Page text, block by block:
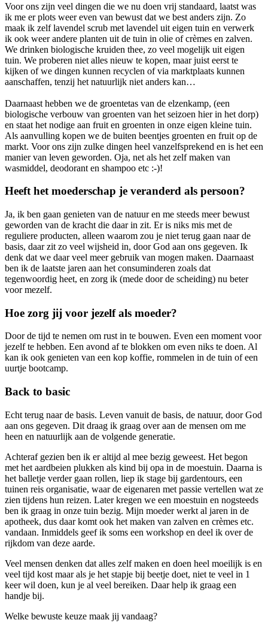
Voor ons zijn veel dingen die we nu doen vrij standaard, laatst was
ik me er plots weer even van bewust dat we best anders zijn. Zo
maak ik zelf lavendel scrub met lavendel uit eigen tuin en verwerk
ik ook weer andere planten uit de tuin in olie of crèmes en zalven.
We drinken biologische kruiden thee, zo veel mogelijk uit eigen
tuin. We proberen niet alles nieuw te kopen, maar juist eerst te
kijken of we dingen kunnen recyclen of via marktplaats kunnen
aanschaffen, tenzij het natuurlijk niet anders kan…
Daarnaast hebben we de groentetas van de elzenkamp, (een
biologische verbouw van groenten van het seizoen hier in het dorp)
en staat het nodige aan fruit en groenten in onze eigen kleine tuin.
Als aanvulling kopen we de buiten beentjes groenten en fruit op de
markt. Voor ons zijn zulke dingen heel vanzelfsprekend en is het een
manier van leven geworden. Oja, net als het zelf maken van
wasmiddel, deodorant en shampoo etc :-)!
Heeft het moederschap je veranderd als persoon?
Ja, ik ben gaan genieten van de natuur en me steeds meer bewust
geworden van de kracht die daar in zit. Er is niks mis met de
reguliere producten, alleen waarom zou je niet terug gaan naar de
basis, daar zit zo veel wijsheid in, door God aan ons gegeven. Ik
denk dat we daar veel meer gebruik van mogen maken. Daarnaast
ben ik de laatste jaren aan het consuminderen zoals dat
tegenwoordig heet, en zorg ik (mede door de scheiding) nu beter
voor mezelf.
Hoe zorg jij voor jezelf als moeder?
Door de tijd te nemen om rust in te bouwen. Even een moment voor
jezelf te hebben. Een avond af te blokken om even niks te doen. Al
kan ik ook genieten van een kop koffie, rommelen in de tuin of een
uurtje bootcamp.
Back to basic
Echt terug naar de basis. Leven vanuit de basis, de natuur, door God
aan ons gegeven. Dit draag ik graag over aan de mensen om me
heen en natuurlijk aan de volgende generatie.
Achteraf gezien ben ik er altijd al mee bezig geweest. Het begon
met het aardbeien plukken als kind bij opa in de moestuin. Daarna is
het balletje verder gaan rollen, liep ik stage bij gardentours, een
tuinen reis organisatie, waar de eigenaren met passie vertellen wat ze
zien tijdens hun reizen. Later kregen we een moestuin en nogsteeds
ben ik graag in onze tuin bezig. Mijn moeder werkt al jaren in de
apotheek, dus daar komt ook het maken van zalven en crèmes etc.
vandaan. Inmiddels geef ik soms een workshop en deel ik over de
rijkdom van deze aarde.
Veel mensen denken dat alles zelf maken en doen heel moeilijk is en
veel tijd kost maar als je het stapje bij beetje doet, niet te veel in 1
keer wil doen, kun je al veel bereiken. Daar help ik graag een
handje bij.
Welke bewuste keuze maak jij vandaag?